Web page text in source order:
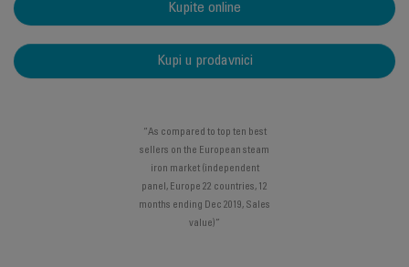
Kupite online
Kupi u prodavnici
“As compared to top ten best
sellers on the European steam
iron market (independent
panel, Europe 22 countries, 12
months ending Dec 2019, Sales
value)”